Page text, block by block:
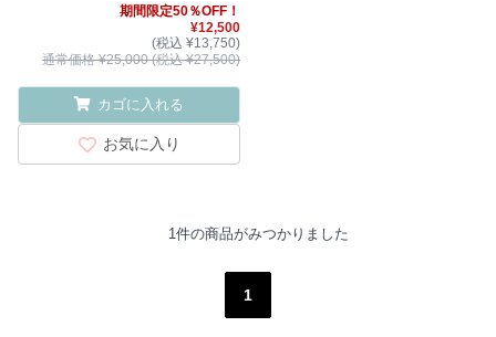
期間限定50％OFF！
¥12,500
(税込 ¥13,750)
通常価格 ¥25,000 (税込 ¥27,500)
カゴに入れる
お気に入り
1件の商品がみつかりました
1